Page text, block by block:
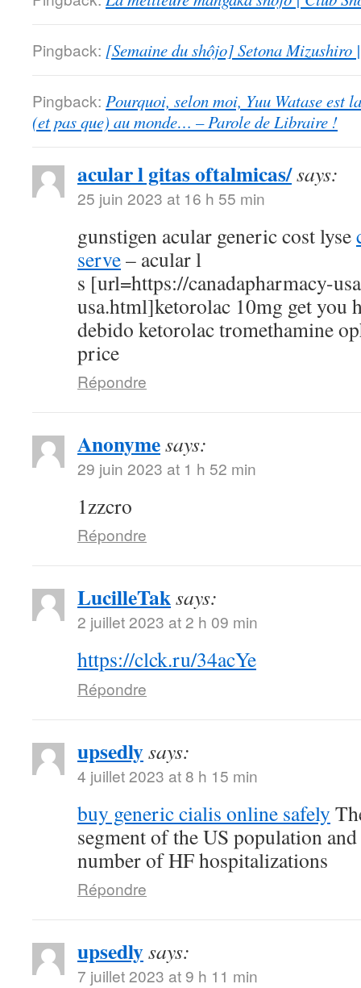
Pingback: [Semaine du shôjo] Setona Mizushiro
Pingback: Pourquoi, selon moi, Yuu Watase est
(et pas que) au monde… – Parole de Libraire !
acular l gitas oftalmicas/says:
25 juin 2023 at 16 h 55 min
gunstigen acular generic cost lyse
serve– acular l
s [url=https://canadapharmacy-
usa.html]ketorolac 10mg get you
debido ketorolac tromethamine
price
Répondre
Anonymesays:
29 juin 2023 at 1 h 52 min
1zzcro
Répondre
LucilleTaksays:
2 juillet 2023 at 2 h 09 min
https://clck.ru/34acYe
Répondre
upsedlysays:
4 juillet 2023 at 8 h 15 min
buy generic cialis online safely
segment of the US population
number of HF hospitalizations
Répondre
upsedlysays:
7 juillet 2023 at 9 h 11 min